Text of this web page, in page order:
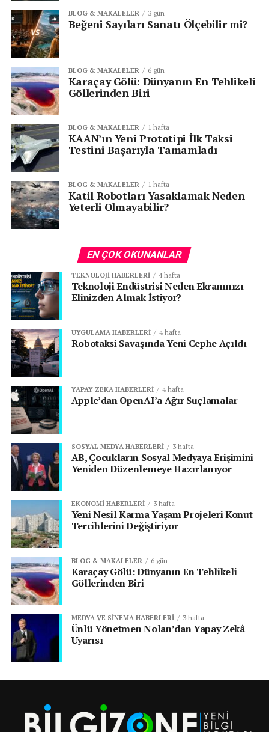
BLOG & MAKALELER 3 gün
Beğeni Sayıları Sanatı Ölçebilir mi?
BLOG & MAKALELER 6 gün
Karaçay Gölü: Dünyanın En Tehlikeli
Göllerinden Biri
BLOG & MAKALELER 1 hafta
KAAN’ın Yeni Prototipi İlk Taksi
Testini Başarıyla Tamamladı
BLOG & MAKALELER 1 hafta
Katil Robotları Yasaklamak Neden
Yeterli Olmayabilir?
EN ÇOK OKUNANLAR
TEKNOLOJI HABERLERI 4 hafta
Teknoloji Endüstrisi Neden Ekranınızı
Elinizden Almak İstiyor?
UYGULAMA HABERLERI 4 hafta
Robotaksi Savaşında Yeni Cephe Açıldı
YAPAY ZEKA HABERLERI 4 hafta
Apple’dan OpenAI’a Ağır Suçlamalar
SOSYAL MEDYA HABERLERI 3 hafta
AB, Çocukların Sosyal Medyaya Erişimini
Yeniden Düzenlemeye Hazırlanıyor
EKONOMI HABERLERI 3 hafta
Yeni Nesil Karma Yaşam Projeleri Konut
Tercihlerini Değiştiriyor
BLOG & MAKALELER 6 gün
Karaçay Gölü: Dünyanın En Tehlikeli
Göllerinden Biri
MEDYA VE SINEMA HABERLERI 3 hafta
Ünlü Yönetmen Nolan’dan Yapay Zekâ
Uyarısı